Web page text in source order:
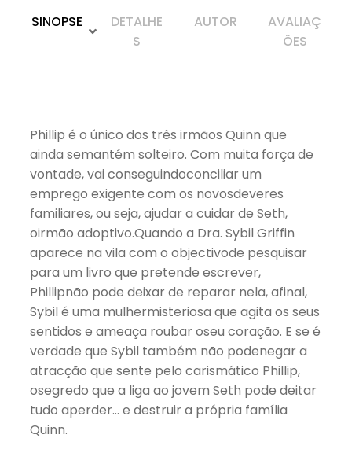
SINOPSE
DETALHE
S
AUTOR
AVALIAÇ
ÕES
Phillip é o único dos três irmãos Quinn que
ainda semantém solteiro. Com muita força de
vontade, vai conseguindoconciliar um
emprego exigente com os novosdeveres
familiares, ou seja, ajudar a cuidar de Seth,
oirmão adoptivo.Quando a Dra. Sybil Griffin
aparece na vila com o objectivode pesquisar
para um livro que pretende escrever,
Phillipnão pode deixar de reparar nela, afinal,
Sybil é uma mulhermisteriosa que agita os seus
sentidos e ameaça roubar oseu coração. E se é
verdade que Sybil também não podenegar a
atracção que sente pelo carismático Phillip,
osegredo que a liga ao jovem Seth pode deitar
tudo aperder… e destruir a própria família
Quinn.